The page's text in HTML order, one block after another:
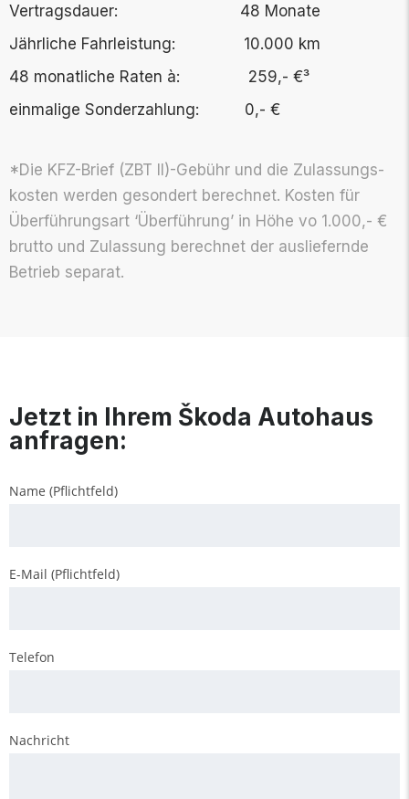
Vertragsdauer:
48 Monate
Jährliche Fahrleistung: 10.000 km
48 monatliche Raten à: 259,- €³
einmalige Sonderzahlung: 0,- €
*Die KFZ-Brief (ZBT II)-Gebühr und die Zu­lassungs­­­
kosten werden ge­sondert be­rechnet. Kosten für
Über­­führungsart ‘Über­­führung’ in Höhe vo 1.000,- €
brutto und Zu­lassung be­rechnet der aus­­­liefernde
Betrieb separat.
Jetzt in Ihrem Škoda Autohaus
anfragen:
Name (Pflichtfeld)
E-Mail (Pflichtfeld)
Telefon
Nachricht